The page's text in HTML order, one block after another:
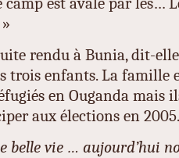
rendu à Bunia, dit-
trois enfants. La famille
en Ouganda mais
aux élections en 2005.
belle vie … aujourd’hui